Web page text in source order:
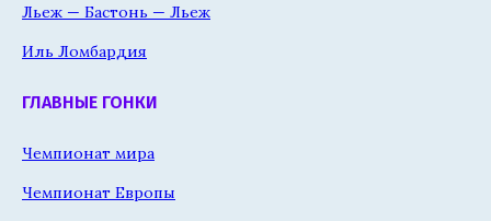
Льеж — Бастонь — Льеж
Иль Ломбардия
ГЛАВНЫЕ ГОНКИ
Чемпионат мира
Чемпионат Европы